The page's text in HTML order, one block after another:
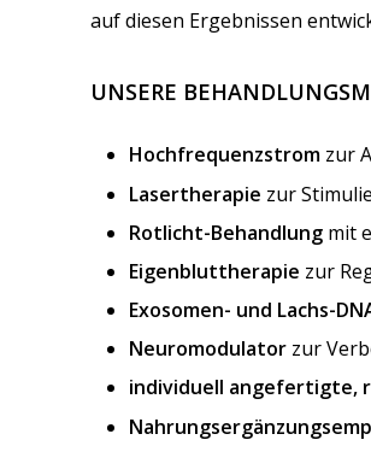
auf diesen Ergebnissen
UNSERE
Hochfrequenzstrom zur
Lasertherapie zur
Rotlicht-Behandlung mit
Eigenbluttherapie zur
Exosomen- und Lachs-
Neuromodulator zur
individuell angefertigte,